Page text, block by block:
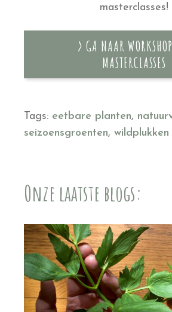
masterclasses!
> GA NAAR
MASTERCLASSES
Tags: eetbare planten,
seizoensgroenten, wildplukken
Onze laatste blogs: